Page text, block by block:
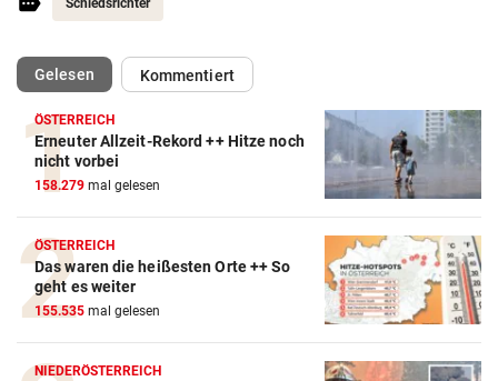
Schiedsrichter
Gelesen(ausgewählt)Kommentiert
ÖSTERREICH
Erneuter Allzeit-Rekord ++ Hitze noch
nicht vorbei
158.279 mal gelesen
ÖSTERREICH
Das waren die heißesten Orte ++ So
geht es weiter
155.535 mal gelesen
NIEDERÖSTERREICH
Action-Cam Vergleich
ZUM VERGLEICH
Crosstrainer Vergleich
ZUM VERGLEICH
E-Bike Vergleich
ZUM VERGLEICH